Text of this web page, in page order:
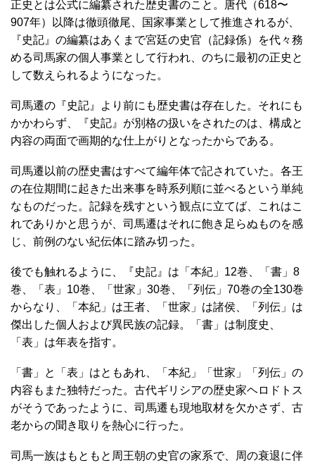
正史とは公式に編纂された歴史書のこと。唐代（618〜
907年）以降は徹頭徹尾、国家事業として推進されるが、
『史記』の編纂はあくまで宮廷の史官（記録係）を代々務
める司馬家の個人事業として行われ、のちに最初の正史と
して数えられるようになった。
司馬遷の『史記』より前にも歴史書は存在した。それにも
かかわらず、『史記』が別格の扱いをされたのは、構成と
内容の両面で画期的な仕上がりとなったからである。
司馬遷以前の歴史書はすべて編年体で記されていた。各王
の在位期間に起きた出来事を時系列順に並べるという単純
なものだった。記録を残すという観点に立てば、これはこ
れでありかと思うが、司馬遷はそれに飽き足らぬものを感
じ、前例のない紀伝体に踏み切った。
後でも触れるように、『史記』は「本紀」12巻、「書」8
巻、「表」10巻、「世家」30巻、「列伝」70巻の全130巻
からなり、「本紀」は王者、「世家」は諸侯、「列伝」は
傑出した個人および異民族の記録。「書」は制度史、
「表」は年表を指す。
「書」と「表」はともあれ、「本紀」「世家」「列伝」の
内容もまた独特だった。古代ギリシアの歴史家ヘロドトス
がそうであったように、司馬遷も現地取材を欠かさず、古
老からの聞き取りを熱心に行った。
司馬一族はもともと周王朝の史官の家系で、周の衰退に伴